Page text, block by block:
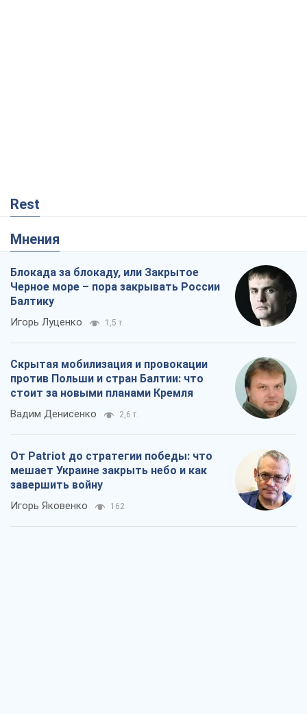
Rest
Мнения
Блокада за блокаду, или Закрытое
Черное море – пора закрывать России
Балтику
Игорь Луценко 1,5 т.
Скрытая мобилизация и провокации
против Польши и стран Балтии: что
стоит за новыми планами Кремля
Вадим Денисенко 2,6 т.
От Patriot до стратегии победы: что
мешает Украине закрыть небо и как
завершить войну
Игорь Яковенко 162